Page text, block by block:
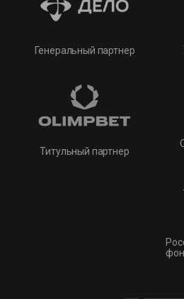
Генеральный партнер
Титульный партнер